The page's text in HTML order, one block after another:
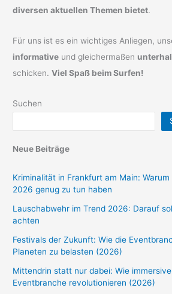
diversen aktuellen Themen bietet.
Für uns ist es ein wichtiges Anliegen,
informative und gleichermaßen
schicken.Viel Spaß beim Surfen!
Suchen
Neue Beiträge
Kriminalität in Frankfurt am Main:
2026 genug zu tun haben
Lauschabwehr im Trend 2026: Darauf
achten
Festivals der Zukunft: Wie die
Planeten zu belasten (2026)
Mittendrin statt nur dabei: Wie
Eventbranche revolutionieren (2026)